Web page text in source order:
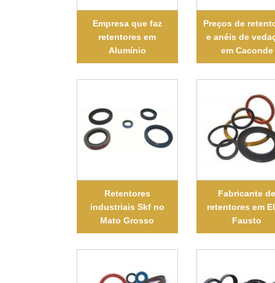
Empresa que faz
retentores em
Alumínio
Preços de
e anéis de
em Caconde
Retentores
industriais Skf no
Mato Grosso
Fabricante
retentores em
Fausto